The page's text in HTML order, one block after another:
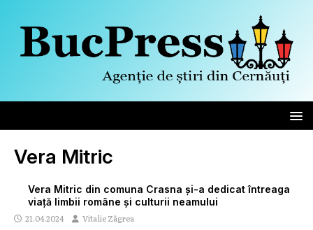
Vera Mitric
Vera Mitric din comuna Crasna și-a dedicat întreaga
viață limbii române și culturii neamului
21.04.2024 Vitalie Zâgrea